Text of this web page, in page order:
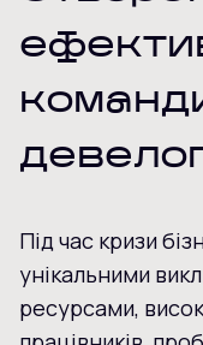
Під час кризи
унікальними
ресурсами,